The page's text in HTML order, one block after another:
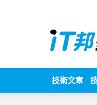
技術文章